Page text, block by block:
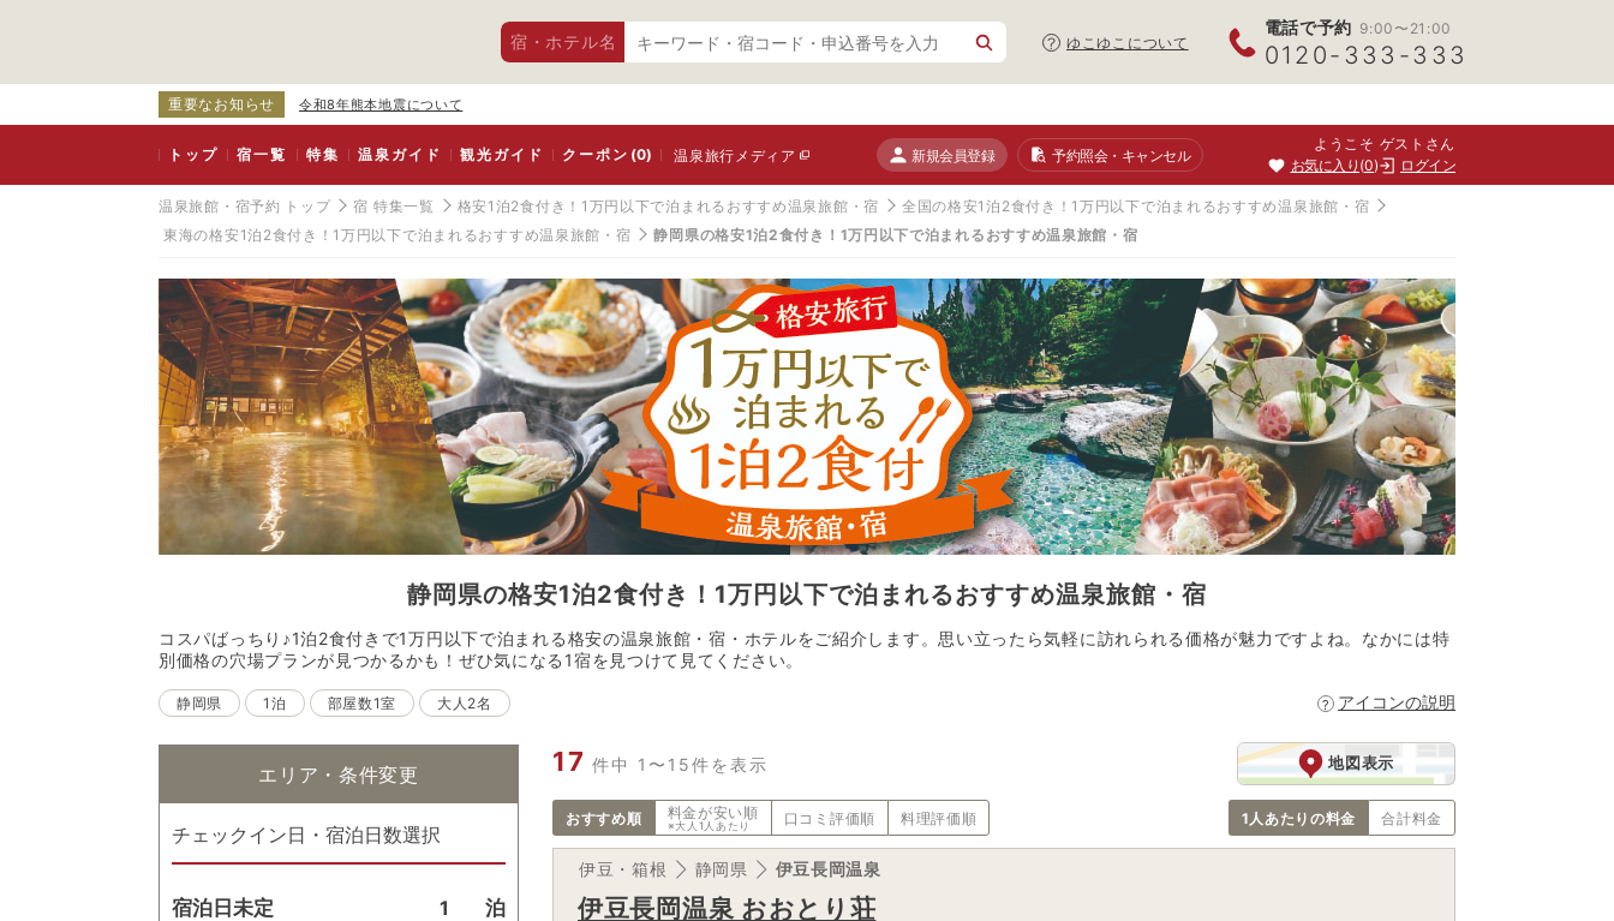
宿・ホテル名 ゆこゆこについて
電話で予約 9:00〜21:00
0120-333-333
重要なお知らせ 令和8年熊本地震について
トップ 宿一覧 特集 温泉ガイド 観光ガイド クーポン(0) 温泉旅行メディア 新規会員登録 予約照会・キャンセル
ようこそ ゲストさん
お気に入り 0 ログイン
温泉旅館・宿予約 トップ 宿 特集一覧 格安1泊2食付き！1万円以下で泊まれるおすすめ温泉旅館・宿
全国の格安1泊2食付き！1万円以下で泊まれるおすすめ温泉旅館・宿
東海の格安1泊2食付き！1万円以下で泊まれるおすすめ温泉旅館・宿
静岡県の格安1泊2食付き！1万円以下で泊まれるおすすめ温泉旅館・宿
静
岡
県
静岡県の格安1泊2食付き！1万円以下で泊まれるおすすめ温泉旅館・宿
コスパばっちり♪1泊2食付きで1万円以下で泊まれる格安の温泉旅館・宿・ホテルをご紹介します。思い立ったら気軽に訪れられる価格が魅力ですよね。なかには特
別価格の穴場プランが見つかるかも！ぜひ気になる1宿を見つけて見てください。
静岡県 1泊 部屋数1室 大人2名 アイコンの説明
エリア・条件変更
チェックイン日・宿泊日数選択
宿泊日未定 泊
17 件中 1〜15件を表示 地図表示
おすすめ順 料金が安い順
※大人1人あたり 口コミ評価順 料理評価順 1人あたりの料金 合計料金
伊豆・箱根 静岡県 伊豆長岡温泉
伊豆長岡温泉 おおとり荘